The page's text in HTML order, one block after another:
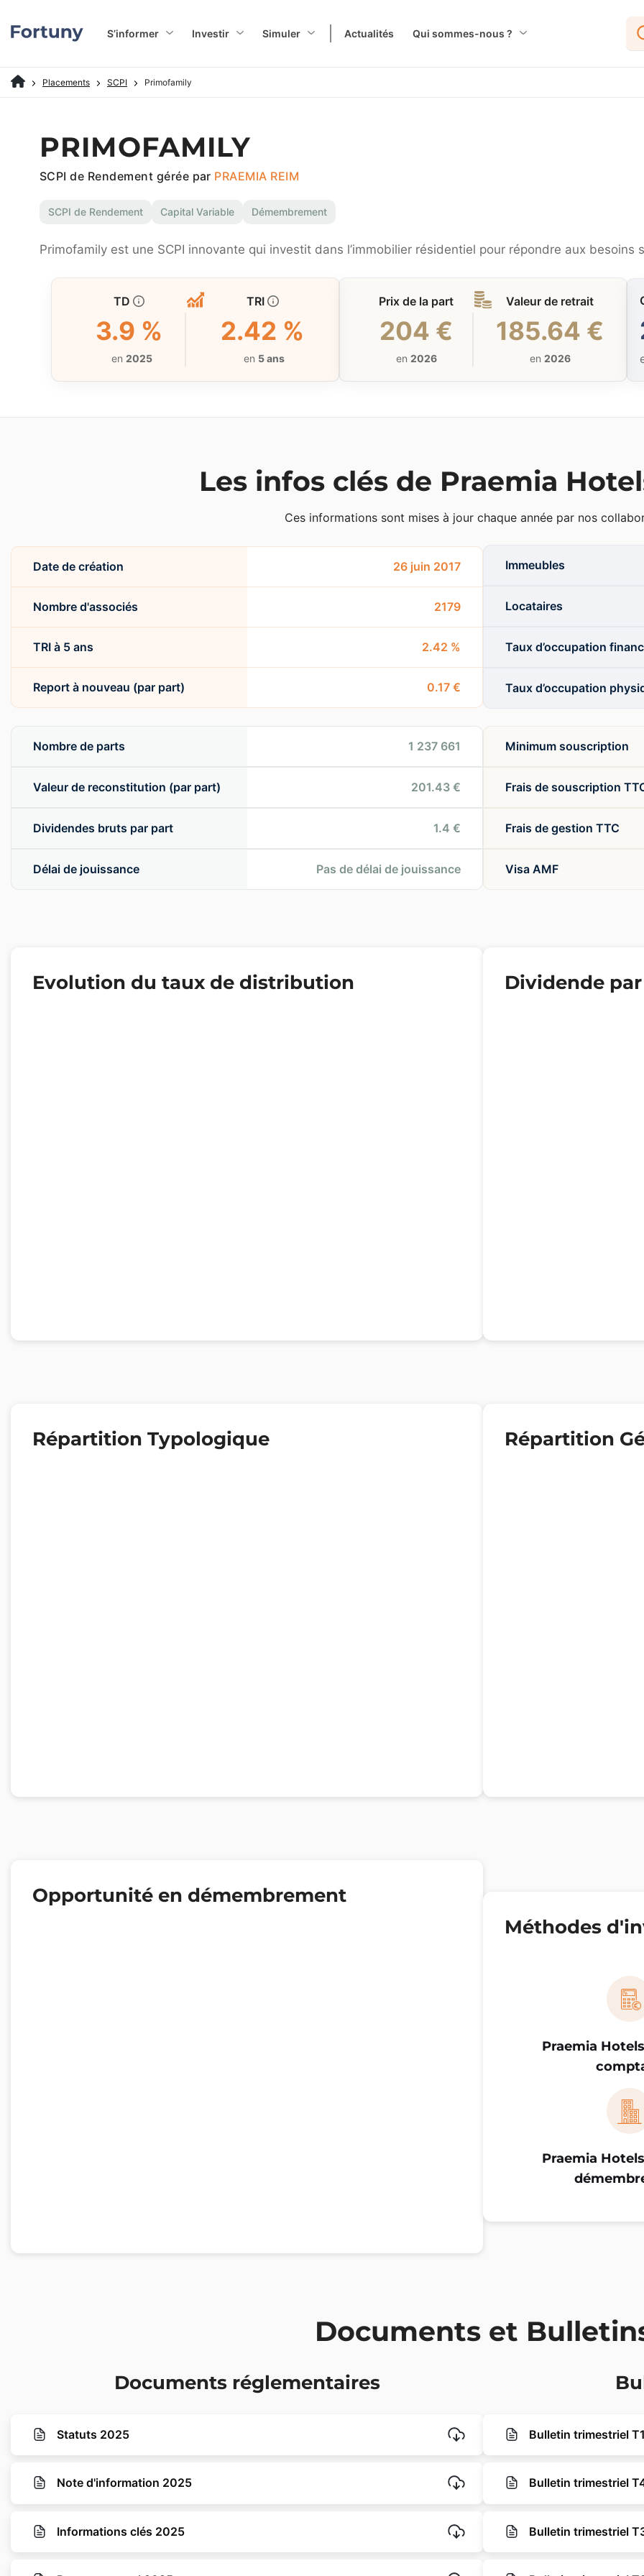
S’informer Investir Simuler Actualités Qui sommes-nous ?
Placements SCPI Primofamily
PRIMOFAMILY
SCPI de Rendement gérée par PRAEMIA REIM
SCPI de Rendement Capital Variable Démembrement
Primofamily est une SCPI innovante qui investit dans l’immobilier résidentiel pour répondre aux besoins
TD
3.9 %
en 2025
TRI
2.42 %
en 5 ans
Prix de la part
204 €
en 2026
Valeur de retrait
185.64 €
en 2026
Les infos clés de Praemia
Ces informations sont mises à jour chaque année par nos
Date de création 26 juin 2017
Nombre d'associés 2179
TRI à 5 ans 2.42 %
Report à nouveau (par part) 0.17 €
Immeubles
Locataires
Taux d’occupation
Taux d’occupation
Nombre de parts 1 237 661
Valeur de reconstitution (par part) 201.43 €
Dividendes bruts par part 1.4 €
Délai de jouissance Pas de délai de jouissance
Minimum souscription
Frais de souscription
Frais de gestion TTC
Visa AMF
Evolution du taux de distribution Dividende
Répartition Typologique Répartition
Opportunité en démembrement
Méthodes
Praemia
Praemia
Documents et
Documents réglementaires
Statuts 2025
Note d'information 2025
Informations clés 2025
Bulletin trimestriel
Bulletin trimestriel
Bulletin trimestriel